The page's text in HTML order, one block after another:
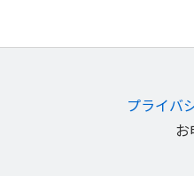
プライバ
お